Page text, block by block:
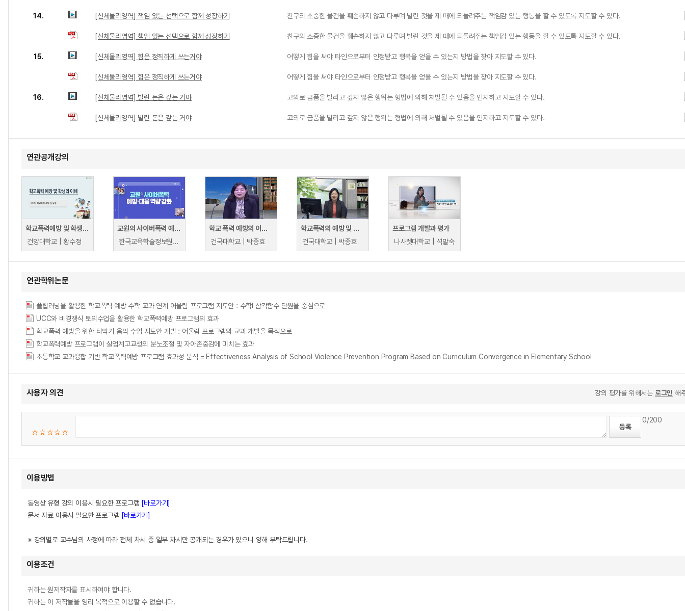
14. [신체물리영역] 책임 있는 선택으로 함께 성장하기 친구의 소중한 물건을 훼손하지 않고 다루며 빌린 것을 제 때에 되돌려주는 책임감 있는 행동을 할 수 있도록 지도할 수 있다.
[신체물리영역] 책임 있는 선택으로 함께 성장하기 친구의 소중한 물건을 훼손하지 않고 다루며 빌린 것을 제 때에 되돌려주는 책임감 있는 행동을 할 수 있도록 지도할 수 있다.
15. [신체물리영역] 힘은 정직하게 쓰는거야 어떻게 힘을 써야 타인으로부터 인정받고 행복을 얻을 수 있는지 방법을 찾아 지도할 수 있다.
[신체물리영역] 힘은 정직하게 쓰는거야 어떻게 힘을 써야 타인으로부터 인정받고 행복을 얻을 수 있는지 방법을 찾아 지도할 수 있다.
16. [신체물리영역] 빌린 돈은 갚는 거야 고의로 금품을 빌리고 갚지 않은 행위는 형법에 의해 처벌될 수 있음을 인지하고 지도할 수 있다.
[신체물리영역] 빌린 돈은 갚는 거야 고의로 금품을 빌리고 갚지 않은 행위는 형법에 의해 처벌될 수 있음을 인지하고 지도할 수 있다.
연관공개강의
학교폭력예방 및 학생의 이해
건양대학교 | 황수정
교원의 사이버폭력 예방·대응 역량 강화
한국교육학술정보원 | 한국교육학술정보원
학교 폭력 예방의 이론과 실제
건국대학교 | 박종효
학교폭력의 예방 및 대책
건국대학교 | 박종효
프로그램 개발과 평가
나사렛대학교 | 석말숙
연관학위논문
플립러닝을 활용한 학교폭력 예방 수학 교과 연계 어울림 프로그램 지도안 : 수학Ⅰ 삼각함수 단원을 중심으로
UCC와 비경쟁식 토의수업을 활용한 학교폭력예방 프로그램의 효과
학교폭력 예방을 위한 타악기 음악 수업 지도안 개발 : 어울림 프로그램의 교과 개발을 목적으로
학교폭력예방 프로그램이 실업계고교생의 분노조절 및 자아존중감에 미치는 효과
초등학교 교과융합 기반 학교폭력예방 프로그램 효과성 분석 = Effectiveness Analysis of School Violence Prevention Program Based on Curriculum Convergence in Elementary School
사용자 의견 강의 평가를 위해서는 로그인 해
0/200
이용방법
동영상 유형 강의 이용시 필요한 프로그램 [바로가기]
문서 자료 이용시 필요한 프로그램 [바로가기]
※ 강의별로 교수님의 사정에 따라 전체 차시 중 일부 차시만 공개되는 경우가 있으니 양해 부탁드립니다.
이용조건
귀하는 원저작자를 표시하여야 합니다.
귀하는 이 저작물을 영리 목적으로 이용할 수 없습니다.